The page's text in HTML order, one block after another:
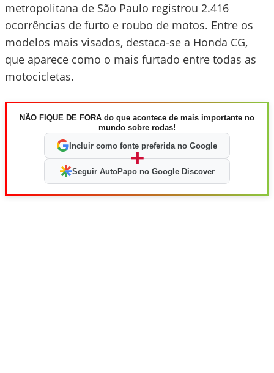
metropolitana de São Paulo registrou 2.416
ocorrências de furto e roubo de motos. Entre os
modelos mais visados, destaca-se a Honda CG,
que aparece como o mais furtado entre todas as
motocicletas.
NÃO FIQUE DE FORA do que acontece de mais importante no
mundo sobre rodas!
Incluir como fonte preferida no Google
+
Seguir AutoPapo no Google Discover